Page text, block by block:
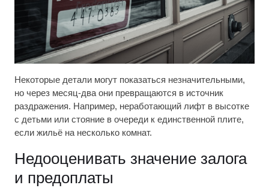
Некоторые детали могут показаться незначительными,
но через месяц-два они превращаются в источник
раздражения. Например, неработающий лифт в высотке
с детьми или стояние в очереди к единственной плите,
если жильё на несколько комнат.
Недооценивать значение залога
и предоплаты